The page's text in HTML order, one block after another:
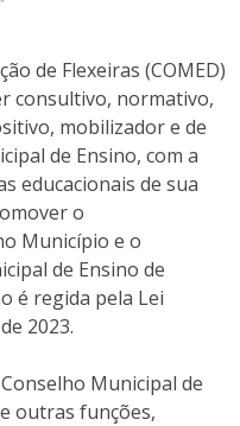
de Flexeiras (COMED)
consultivo, normativo,
mobilizador e de
de Ensino, com a
educacionais de sua
o
Município e o
de Ensino de
é regida pela Lei
2023.
Municipal de
outras funções,